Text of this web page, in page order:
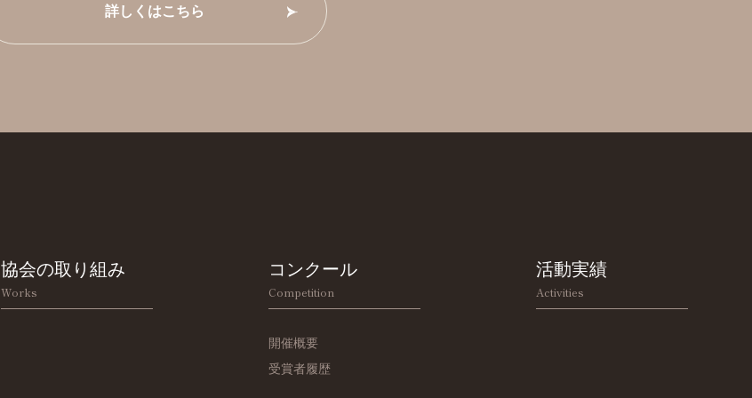
詳しくはこちら
協会の取り組み
Works
コンクール
Competition
開催概要
受賞者履歴
活動実績
Activities